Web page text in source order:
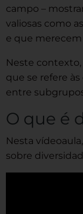
campo –
valiosas como
e que
Neste
que se refere
entre
O que é
Nesta
sobre